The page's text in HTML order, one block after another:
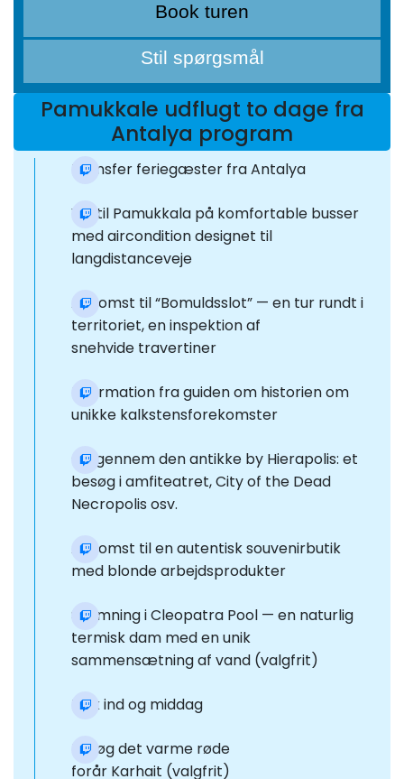
Book turen
Stil spørgsmål
Pamukkale udflugt to dage fra
Antalya program
Transfer feriegæster fra Antalya
Vej til Pamukkala på komfortable busser
med aircondition designet til
langdistanceveje
Ankomst til “Bomuldsslot” — en tur rundt i
territoriet, en inspektion af
snehvide travertiner
Information fra guiden om historien om
unikke kalkstensforekomster
Gå gennem den antikke by Hierapolis: et
besøg i amfiteatret, City of the Dead
Necropolis osv.
Ankomst til en autentisk souvenirbutik
med blonde arbejdsprodukter
Svømning i Cleopatra Pool — en naturlig
termisk dam med en unik
sammensætning af vand (valgfrit)
Tjek ind og middag
Besøg det varme røde
forår Karhait (valgfrit)